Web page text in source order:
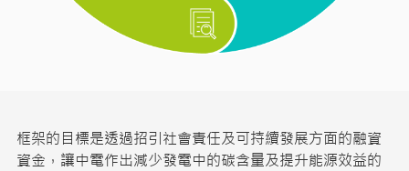
框架的目標是透過招引社會責任及可持續發展方面的融資
資金，讓中電作出減少發電中的碳含量及提升能源效益的